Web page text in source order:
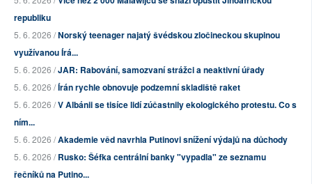
republiku
5. 6. 2026 /Norský teenager najatý švédskou zločineckou skupinou
využívanou Írá...
5. 6. 2026 /JAR: Rabování, samozvaní strážci a neaktivní úřady
5. 6. 2026 /Írán rychle obnovuje podzemní skladiště raket
5. 6. 2026 /V Albánii se tisíce lidí zúčastnily ekologického protestu. Co s
ním...
5. 6. 2026 /Akademie věd navrhla Putinovi snížení výdajů na důchody
5. 6. 2026 /Rusko: Šéfka centrální banky "vypadla" ze seznamu
řečníků na Putino...